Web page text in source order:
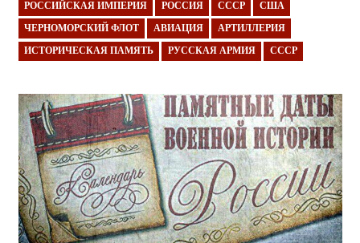
РОССИЙСКАЯ ИМПЕРИЯ РОССИЯ СССР США
ЧЕРНОМОРСКИЙ ФЛОТ АВИАЦИЯ АРТИЛЛЕРИЯ
ИСТОРИЧЕСКАЯ ПАМЯТЬ РУССКАЯ АРМИЯ СССР